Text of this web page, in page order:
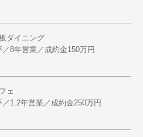
ダイニング
／8年営業／成約金150万円
ェ
／1.2年営業／成約金250万円